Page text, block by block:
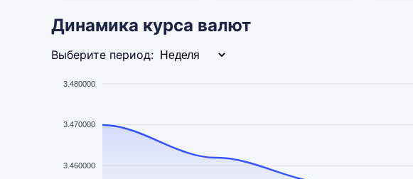
Динамика курса валют
Выберите период:
3.480000
3.470000
3.460000